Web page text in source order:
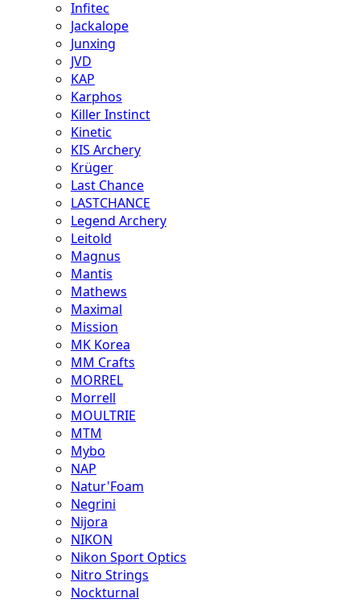
Infitec
Jackalope
Junxing
JVD
KAP
Karphos
Killer Instinct
Kinetic
KIS Archery
Krüger
Last Chance
LASTCHANCE
Legend Archery
Leitold
Magnus
Mantis
Mathews
Maximal
Mission
MK Korea
MM Crafts
MORREL
Morrell
MOULTRIE
MTM
Mybo
NAP
Natur'Foam
Negrini
Nijora
NIKON
Nikon Sport Optics
Nitro Strings
Nockturnal